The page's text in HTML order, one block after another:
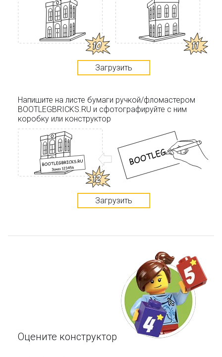
Загрузить
Напишите на листе бумаги ручкой/фломастером
BOOTLEGBRICKS.RU и сфотографируйте с ним
коробку или конструктор
Загрузить
Оцените конструктор